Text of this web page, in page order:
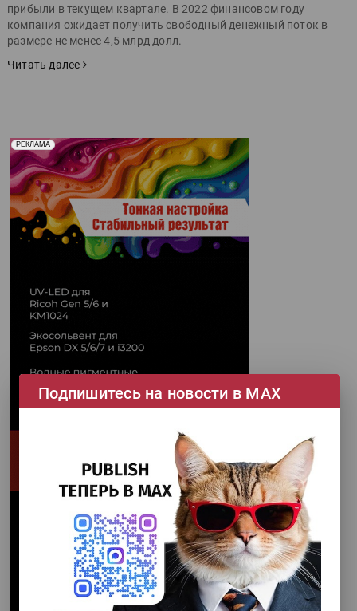
прибыли в текущем квартале. В 2022 финансовом году
компания ожидает получить свободный денежный поток в
размере не менее 4,5 млрд долл.
Читать далее
РЕКЛАМА
Реклама. Рекламодатель ООО "Передовые Системы
Печати" erid: 2SDnjd2d4Qz
Подпишитесь на новости в МАХ